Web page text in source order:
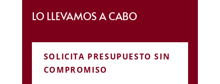
LO LLEVAMOS A CABO
SOLICITA PRESUPUESTO SIN
COMPROMISO